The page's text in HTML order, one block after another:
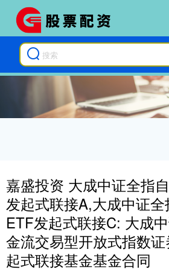
嘉盛投资 大成中证全指
发起式联接A,大成中证
ETF发起式联接C: 大成
金流交易型开放式指数
起式联接基金基金合同